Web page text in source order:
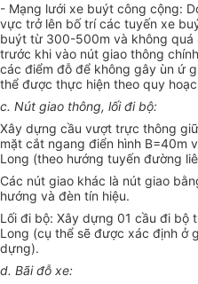
- Mạng lưới xe buýt công cộng:
vực trở lên bố trí các tuyến xe
buýt từ 300-500m và không
trước khi vào nút giao thông
các điểm đỗ để không gây ùn ứ
thể được thực hiện theo quy
c. Nút giao thông, lối đi bộ:
Xây dựng cầu vượt trực thông
mặt cắt ngang điển hình B=40m
Long (theo hướng tuyến đường
Các nút giao khác là nút giao
hướng và đèn tín hiệu.
Lối đi bộ: Xây dựng 01 cầu đi bộ
Long (cụ thể sẽ được xác định ở
dựng).
d. Bãi đỗ xe: